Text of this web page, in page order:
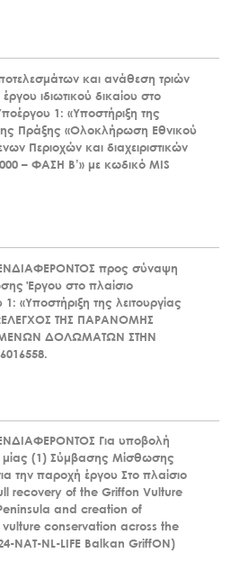
και ανάθεση τριών
ιδιωτικού δικαίου στο
1: «Υποστήριξη της
Πράξης «Ολοκλήρωση Εθνικού
Περιοχών και διαχειριστικών
– ΦΑΣΗ Β’» με κωδικό MIS
προς σύναψη
Έργου στο πλαίσιο
«Υποστήριξη της λειτουργίας
ΤΗΣ ΠΑΡΑΝΟΜΗΣ
ΔΟΛΩΜΑΤΩΝ ΣΤΗΝ
Για υποβολή
(1) Σύμβασης Μίσθωσης
την παροχή έργου Στο πλαίσιο
recovery of the Griffon Vulture
and creation of
conservation across the
NAT-NL-LIFE Balkan GriffON)